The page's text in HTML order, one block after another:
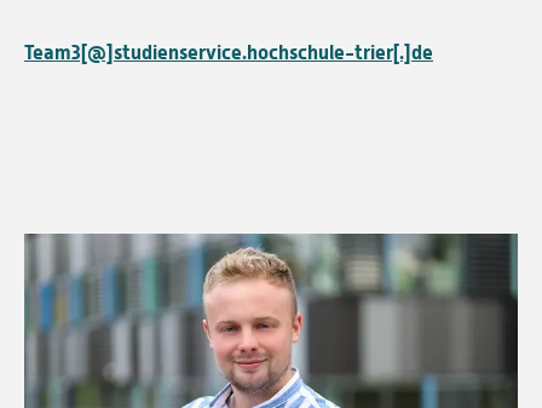
Team3[@]studienservice.hochschule-trier[.]de